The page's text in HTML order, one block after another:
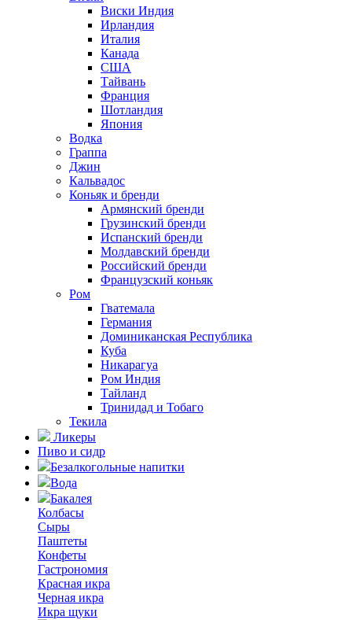
Виски Индия
Ирландия
Италия
Канада
США
Тайвань
Франция
Шотландия
Япония
Водка
Граппа
Джин
Кальвадос
Коньяк и бренди
Армянский бренди
Грузинский бренди
Испанский бренди
Молдавский бренди
Российский бренди
Французский коньяк
Ром
Гватемала
Германия
Доминиканская Республика
Куба
Никарагуа
Ром Индия
Тайланд
Тринидад и Тобаго
Текила
Ликеры
Пиво и сидр
Безалкогольные напитки
Вода
Бакалея
Колбасы
Сыры
Паштеты
Конфеты
Гастрономия
Красная икра
Черная икра
Икра щуки